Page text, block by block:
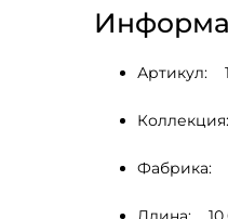
Артикул:
Коллекция:
Фабрика: